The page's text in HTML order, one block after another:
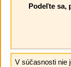
Podeľte sa,
V súčasnosti nie